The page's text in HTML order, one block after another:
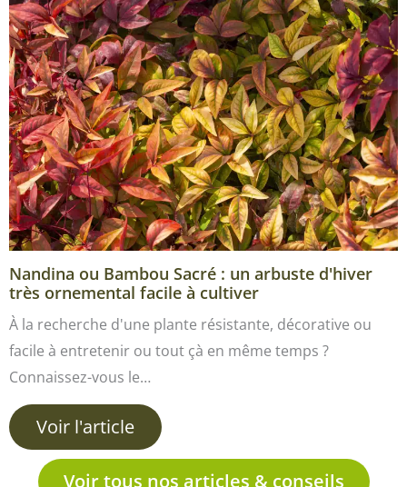
Nandina ou Bambou Sacré : un arbuste d'hiver
très ornemental facile à cultiver
À la recherche d'une plante résistante, décorative ou
facile à entretenir ou tout çà en même temps ?
Connaissez-vous le…
Voir l'article
Voir tous nos articles & conseils